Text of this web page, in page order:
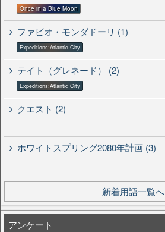
Once in a Blue Moon
ファビオ・モンダドーリ (1)
Expeditions:Atlantic City
テイト（グレネード） (2)
Expeditions:Atlantic City
クエスト (2)
ホワイトスプリング2080年計画 (3)
新着用語一覧へ
アンケート